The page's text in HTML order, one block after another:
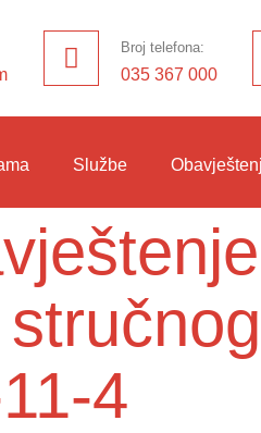
Broj telefona:
035 367 000
Službe
4